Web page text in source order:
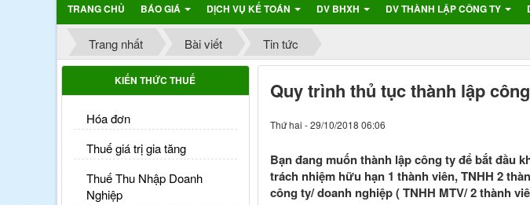
TRANG CHỦ BÁO GIÁ DỊCH VỤ KẾ TOÁN DV BHXH DV THÀNH LẬP CÔNG TY
Trang nhất Bài viết Tin tức
Quy trình thủ tục thành lập
Thứ hai - 29/10/2018 06:06
Bạn đang muốn thành lập công ty để bắt đầu
trách nhiệm hữu hạn 1 thành viên, TNHH 2
công ty/ doanh nghiệp ( TNHH MTV/ 2 thành
KIẾN THỨC THUẾ
Hóa đơn
Thuế giá trị gia tăng
Thuế Thu Nhập Doanh
Nghiệp